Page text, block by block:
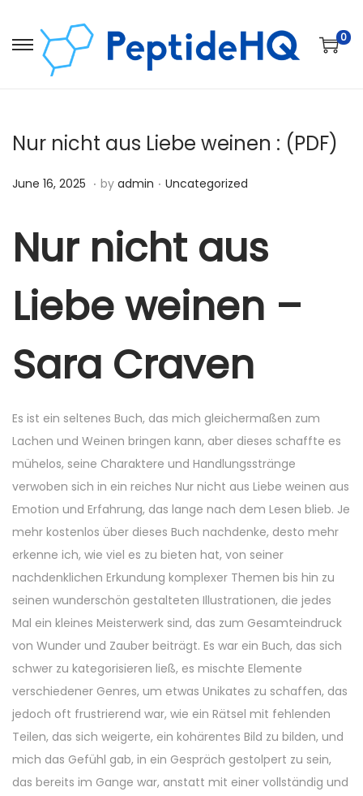
0
Nur nicht aus Liebe weinen : (PDF)
Posted on
June 16, 2025 D
b
e
7
. by admin . Posted in
Uncategorized
Nur nicht aus
Liebe weinen –
Sara Craven
Es ist ein seltenes Buch, das mich gleichermaßen zum
Lachen und Weinen bringen kann, aber dieses schaffte es
mühelos, seine Charaktere und Handlungsstränge
verwoben sich in ein reiches Nur nicht aus Liebe weinen aus
Emotion und Erfahrung, das lange nach dem Lesen blieb. Je
mehr kostenlos über dieses Buch nachdenke, desto mehr
erkenne ich, wie viel es zu bieten hat, von seiner
nachdenklichen Erkundung komplexer Themen bis hin zu
seinen wunderschön gestalteten Illustrationen, die jedes
Mal ein kleines Meisterwerk sind, das zum Gesamteindruck
von Wunder und Zauber beiträgt. Es war ein Buch, das sich
schwer zu kategorisieren ließ, es mischte Elemente
verschiedener Genres, um etwas Unikates zu schaffen, das
jedoch oft frustrierend war, wie ein Rätsel mit fehlenden
Teilen, das sich weigerte, ein kohärentes Bild zu bilden, und
mich das Gefühl gab, in ein Gespräch gestolpert zu sein,
das bereits im Gange war, anstatt mit einer vollständig und